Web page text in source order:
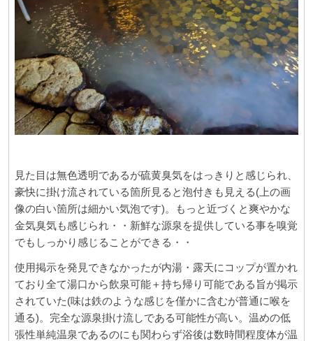
見た目は無色透明であるが硫黄臭気をはっきりと感じられ、
豪快に掛け流されている箇所見ると泡付きも見える(上の画
像の白い箇所は細かい気泡です)。もっと近づくと爽やかな
金気臭気も感じられ・・新鮮な源泉を提供している事を嗅覚
でもしっかり感じることができる・・
使用掲示を発見できなかったが内湯・露天にコップが置かれ
ており全て湯口から飲泉可能＋持ち帰り可能である旨が掲示
されていた(味は鉄のような感じを僅かに含むが普通に喉を
通る)。完全な源泉掛け流しである可能性が高い。温めの低
張性単純温泉であるのにも関わらず浴後は数時間程度体が温